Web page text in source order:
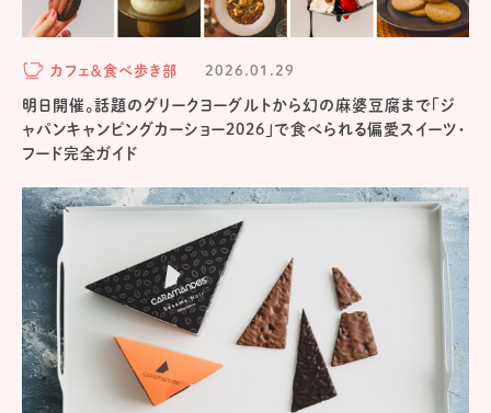
カフェ＆食べ歩き部 2026.01.29
明日開催。話題のグリークヨーグルトから幻の麻婆豆腐まで「ジ
ャパンキャンピングカーショー2026」で食べられる偏愛スイーツ・
フード完全ガイド